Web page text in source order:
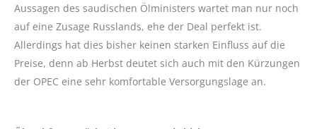
Aussagen des saudischen Ölministers wartet man nur noch
auf eine Zusage Russlands, ehe der Deal perfekt ist.
Allerdings hat dies bisher keinen starken Einfluss auf die
Preise, denn ab Herbst deutet sich auch mit den Kürzungen
der OPEC eine sehr komfortable Versorgungslage an.